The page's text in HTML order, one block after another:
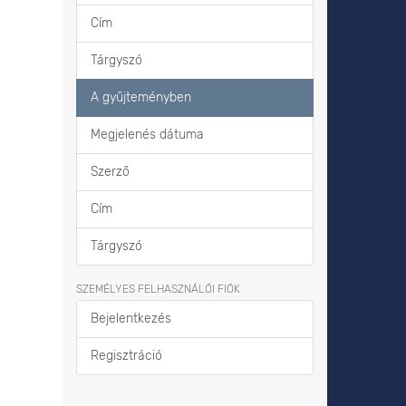
Cím
Tárgyszó
A gyűjteményben
Megjelenés dátuma
Szerző
Cím
Tárgyszó
SZEMÉLYES FELHASZNÁLÓI FIÓK
Bejelentkezés
Regisztráció